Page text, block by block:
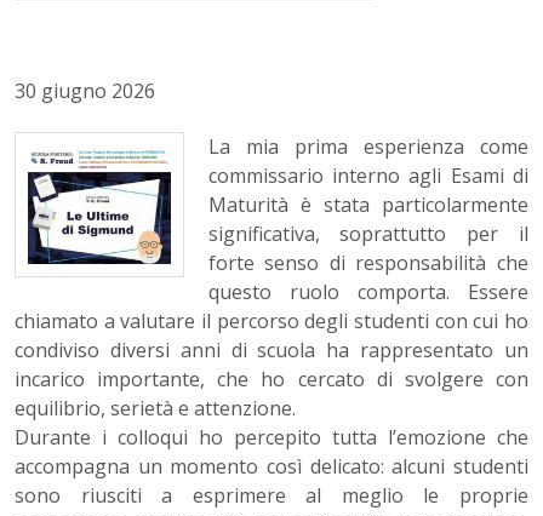
30 giugno 2026
La mia prima esperienza come
commissario interno agli Esami di
Maturità è stata particolarmente
significativa, soprattutto per il
forte senso di responsabilità che
questo ruolo comporta. Essere
chiamato a valutare il percorso degli studenti con cui ho
condiviso diversi anni di scuola ha rappresentato un
incarico importante, che ho cercato di svolgere con
equilibrio, serietà e attenzione.
Durante i colloqui ho percepito tutta l’emozione che
accompagna un momento così delicato: alcuni studenti
sono riusciti a esprimere al meglio le proprie